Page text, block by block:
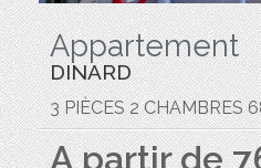
Appartement
DINARD
3 PIÈCES 2 CHAMBRES
A partir de